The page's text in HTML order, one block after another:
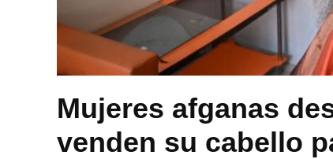
Mujeres afganas
venden su cabello